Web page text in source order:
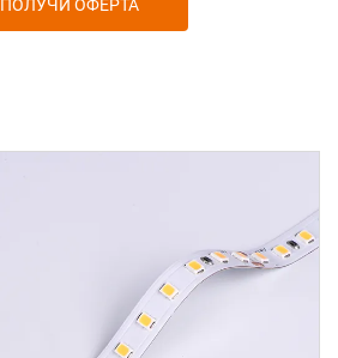
ПОЛУЧИ ОФЕРТА